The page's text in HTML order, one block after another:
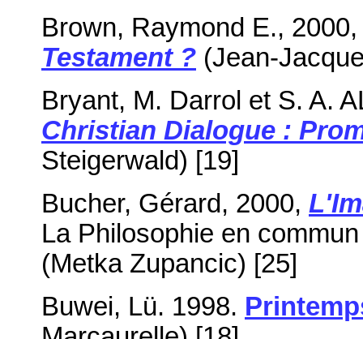
Brown, Raymond E.,
Testament ? (Jean-
Bryant, M. Darrol et S. A.
Christian Dialogue :
Steigerwald) [19]
Bucher, Gérard, 2000,
La Philosophie en
(Metka Zupancic) [25]
Buwei, Lü. 1998.